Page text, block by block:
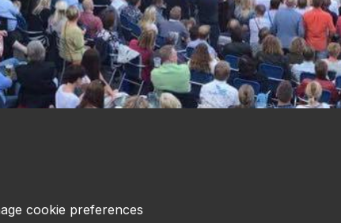
cookie preferences